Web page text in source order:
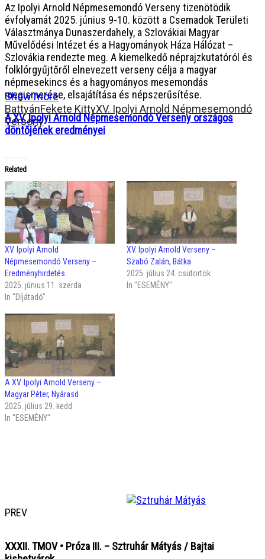
Az Ipolyi Arnold Népmesemondó Verseny tizenötödik
évfolyamát 2025. június 9-10. között a Csemadok Területi
Választmánya Dunaszerdahely, a Szlovákiai Magyar
Művelődési Intézet és a Hagyományok Háza Hálózat –
Szlovákia rendezte meg. A kiemelkedő néprajzkutatóról és
folklórgyűjtőről elnevezett verseny célja a magyar
népmesekincs és a hagyományos mesemondás
megismerése, elsajátítása és népszerűsítése.
A XV. Ipolyi Arnold Népmesemondó Verseny országos
döntőjének eredményei
Related
XV. Ipolyi Arnold
Népmesemondó Verseny –
Eredményhirdetés
2025. június 11. szerda
In "Díjátadó"
XV. Ipolyi Arnold Verseny –
Szabó Zalán, Bátka
2025. július 24. csütörtök
In "ESEMÉNY"
A XV. Ipolyi Arnold Verseny –
Magyar Péter, Nyárasd
2025. július 29. kedd
In "ESEMÉNY"
Show more
BattyánFekete KittyXV. Ipolyi Arnold Népmesemondó
Verseny
PREV
XXXII. TMOV • Próza III. – Sztruhár Mátyás / Bajtai